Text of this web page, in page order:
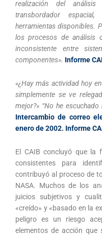
realización del
transbordador
herramientas disponibles.
los procesos de análisis
inconsistente entre
componentes». Informe
«¿Hay más actividad hoy
simplemente se ve
mejor?» “No he
Intercambio de correo
enero de 2002. Informe
El CAIB concluyó que la
consistentes para
contribuyó al proceso de
NASA. Muchos de los
juicios subjetivos y
«creído» y «basado en la
peligro es un riesgo
elementos de acción